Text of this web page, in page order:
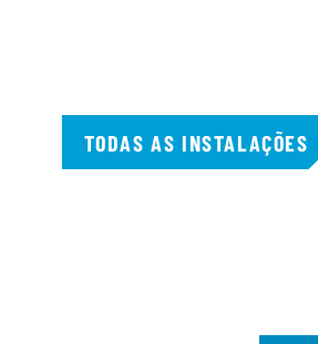
TODAS AS INSTALAÇÕES